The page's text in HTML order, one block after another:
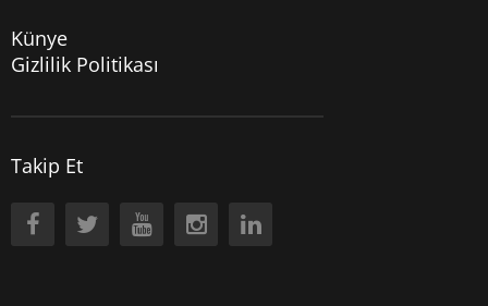
Künye
Gizlilik Politikası
Takip Et